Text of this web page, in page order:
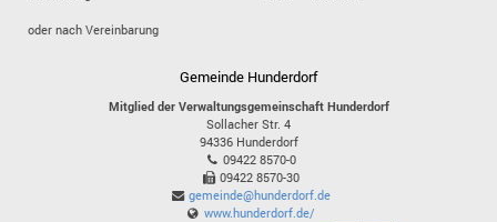
oder nach Vereinbarung
Gemeinde Hunderdorf
Mitglied der Verwaltungsgemeinschaft Hunderdorf
Sollacher Str. 4
94336 Hunderdorf
09422 8570-0
09422 8570-30
gemeinde@hunderdorf.de
www.hunderdorf.de/